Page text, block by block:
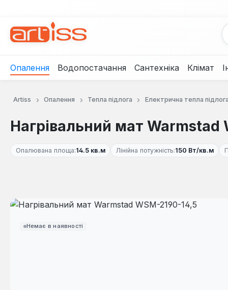
Опалення Водопостачання Сантехніка Клімат
Artiss Опалення Тепла підлога Електрична тепла
Нагрівальний мат Warmstad
Опалювана площа:14.5 кв.м Лінійна потужність:150 Вт/кв.м
Немає в наявності
Пропустити галерею зображень